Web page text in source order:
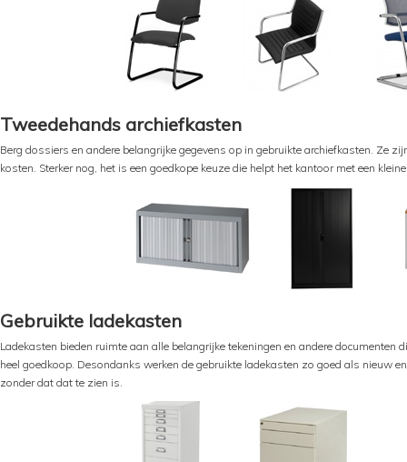
Tweedehands archiefkasten
Berg dossiers en andere belangrijke gegevens op in gebruikte archiefkasten. Ze
kosten. Sterker nog, het is een goedkope keuze die helpt het kantoor met een
Gebruikte ladekasten
Ladekasten bieden ruimte aan alle belangrijke tekeningen en andere
heel goedkoop. Desondanks werken de gebruikte ladekasten zo goed als nieuw
zonder dat dat te zien is.